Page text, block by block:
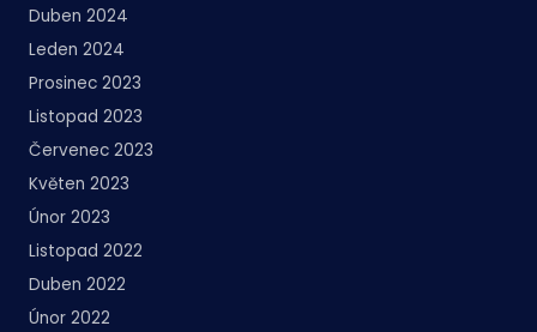
Duben 2024
Leden 2024
Prosinec 2023
Listopad 2023
Červenec 2023
Květen 2023
Únor 2023
Listopad 2022
Duben 2022
Únor 2022